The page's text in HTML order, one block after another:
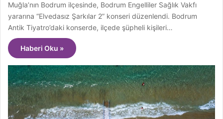
Muğla’nın Bodrum ilçesinde, Bodrum Engelliler Sağlık Vakfı
yararına “Elvedasız Şarkılar 2” konseri düzenlendi. Bodrum
Antik Tiyatro’daki konserde, ilçede şüpheli kişileri…
Haberi Oku »